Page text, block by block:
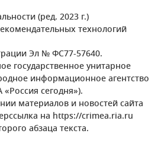
(ред. 2023 г.)
технологий
Эл № ФС77-57640.
государственное унитарное
информационное агентство
сегодня»).
материалов и новостей сайта
на https://crimea.ria.ru
абзаца текста.